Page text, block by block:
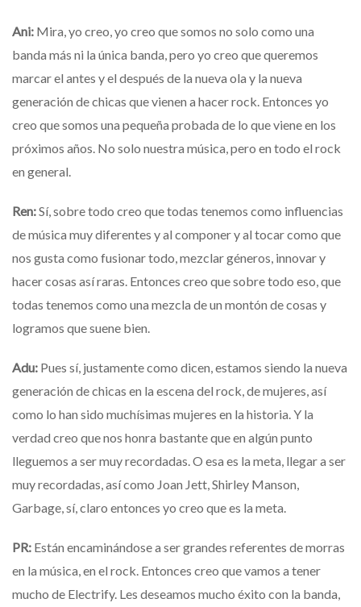
Ani: Mira, yo creo, yo creo que somos no solo como una
banda más ni la única banda, pero yo creo que queremos
marcar el antes y el después de la nueva ola y la nueva
generación de chicas que vienen a hacer rock. Entonces yo
creo que somos una pequeña probada de lo que viene en los
próximos años. No solo nuestra música, pero en todo el rock
en general.
Ren:Sí, sobre todo creo que todas tenemos como influencias
de música muy diferentes y al componer y al tocar como que
nos gusta como fusionar todo, mezclar géneros, innovar y
hacer cosas así raras. Entonces creo que sobre todo eso, que
todas tenemos como una mezcla de un montón de cosas y
logramos que suene bien.
Adu: Pues sí, justamente como dicen, estamos siendo la nueva
generación de chicas en la escena del rock, de mujeres, así
como lo han sido muchísimas mujeres en la historia. Y la
verdad creo que nos honra bastante que en algún punto
lleguemos a ser muy recordadas.O esa es la meta, llegar a ser
muy recordadas, así como Joan Jett, Shirley Manson,
Garbage, sí, claro entonces yo creo que es la meta.
PR: Están encaminándose a ser grandes referentes de morras
en la música, en el rock. Entonces creo que vamos a tener
mucho de Electrify. Les deseamos mucho éxito con la banda,